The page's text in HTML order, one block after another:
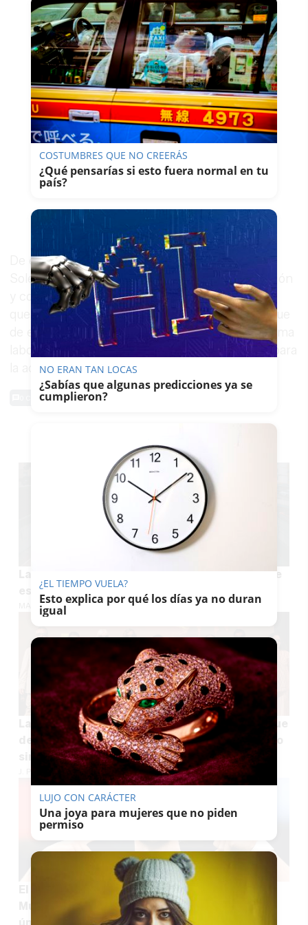
De este modo, Guadalete Motor, filial del Grupo
Solera, empresa familiar dedicada a la automoción
y con gran arraigo en la provincia de Cádiz, ha
querido devolver a la sociedad una parte de lo que
de esta ha recibido, respaldando la importantísima
labor que realizan desde el Hogar de San Juan para
la acogida de personas desamparadas.
0 Comentarios
La señal junto a la rueda de tu coche que puede
esconder un intento de robo
MARÍA CRISOL
La OCU da todos los detalles sobre las gafas que
debes tener para ver el eclipse del 12 de agosto
sin riesgos
J. P. LOZANO
El lujoso regalo de Ferran Torres tras ganar el
Mundial: oro macizo, diamantes y una pieza
COSTUMBRES QUE NO CREERÁS
¿Qué pensarías si esto fuera normal en tu
país?
NO ERAN TAN LOCAS
¿Sabías que algunas predicciones ya se
cumplieron?
¿EL TIEMPO VUELA?
Esto explica por qué los días ya no duran
igual
LUJO CON CARÁCTER
Una joya para mujeres que no piden
permiso